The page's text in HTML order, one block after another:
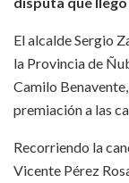
El alcalde Sergio
la Provincia de
Camilo
premiación a las
Recorriendo la
Vicente Pérez